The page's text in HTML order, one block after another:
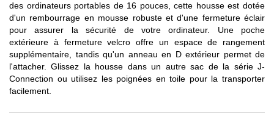
des ordinateurs portables de 16 pouces, cette housse est dotée
d'un rembourrage en mousse robuste et d'une fermeture éclair
pour assurer la sécurité de votre ordinateur. Une poche
extérieure à fermeture velcro offre un espace de rangement
supplémentaire, tandis qu'un anneau en D extérieur permet de
l'attacher. Glissez la housse dans un autre sac de la série J-
Connection ou utilisez les poignées en toile pour la transporter
facilement.